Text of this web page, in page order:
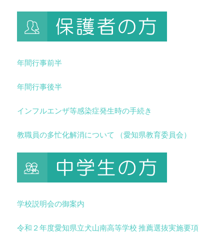
年間行事前半
年間行事後半
インフルエンザ等感染症発生時の手続き
教職員の多忙化解消について （愛知県教育委員会）
学校説明会の御案内
令和２年度愛知県立犬山南高等学校 推薦選抜実施要項